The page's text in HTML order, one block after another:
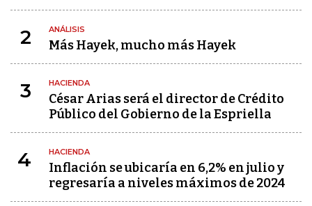
2 ANÁLISIS
Más Hayek, mucho más Hayek
3 HACIENDA
César Arias será el director de Crédito
Público del Gobierno de la Espriella
4 HACIENDA
Inflación se ubicaría en 6,2% en julio y
regresaría a niveles máximos de 2024